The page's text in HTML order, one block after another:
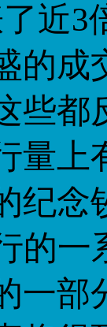
近3
的
些都
量上
纪念
的
一部